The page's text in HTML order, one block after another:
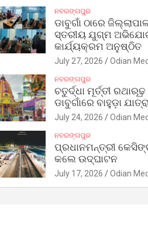
ନବରଙ୍ଗପୁର
ଡାବୁଗାଁ ଠାରେ
ସ୍ତରୀୟ ଯୁଗ୍ମ
କାର୍ଯ୍ୟକ୍ରମ ଅନୁଷ୍ଠିତ
July 27, 2026 Odian
ନବରଙ୍ଗପୁର
ଚତୁର୍ଦ୍ଧା ମୂର୍ତ୍ତୀ
ଡାବୁଗାଁରେ ବାହୁଡ଼ା
July 24, 2026 Odian
ନବରଙ୍ଗପୁର
ପ୍ରଧାନମନ୍ତ୍ରୀ
କଲେ ଉଦ୍‌ଘାଟନ
July 17, 2026 Odian